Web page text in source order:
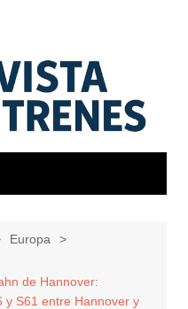
Europa
de Hannover:
y S61 entre Hannover y